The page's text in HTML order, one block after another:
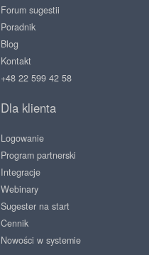
Forum sugestii
Poradnik
Blog
Kontakt
+48 22 599 42 58
Dla klienta
Logowanie
Program partnerski
Integracje
Webinary
Sugester na start
Cennik
Nowości w systemie